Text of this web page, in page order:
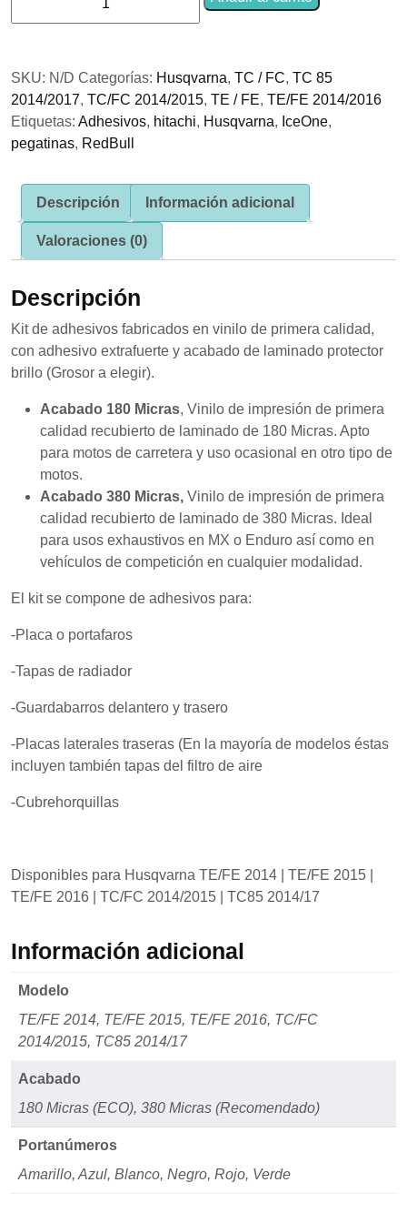
Lima
cantidad
SKU: N/D Categorías: Husqvarna, TC / FC, TC 85
2014/2017, TC/FC 2014/2015, TE / FE, TE/FE 2014/2016
Etiquetas: Adhesivos, hitachi, Husqvarna, IceOne,
pegatinas, RedBull
Descripción Información adicional
Valoraciones (0)
Descripción
Kit de adhesivos fabricados en vinilo de primera calidad,
con adhesivo extrafuerte y acabado de laminado protector
brillo (Grosor a elegir).
Acabado 180 Micras, Vinilo de impresión de primera
calidad recubierto de laminado de 180 Micras. Apto
para motos de carretera y uso ocasional en otro tipo de
motos.
Acabado 380 Micras, Vinilo de impresión de primera
calidad recubierto de laminado de 380 Micras. Ideal
para usos exhaustivos en MX o Enduro así como en
vehículos de competición en cualquier modalidad.
El kit se compone de adhesivos para:
-Placa o portafaros
-Tapas de radiador
-Guardabarros delantero y trasero
-Placas laterales traseras (En la mayoría de modelos éstas
incluyen también tapas del filtro de aire
-Cubrehorquillas
Disponibles para Husqvarna TE/FE 2014 | TE/FE 2015 |
TE/FE 2016 | TC/FC 2014/2015 | TC85 2014/17
Información adicional
Modelo
TE/FE 2014, TE/FE 2015, TE/FE 2016, TC/FC
2014/2015, TC85 2014/17
Acabado
180 Micras (ECO), 380 Micras (Recomendado)
Portanúmeros
Amarillo, Azul, Blanco, Negro, Rojo, Verde
web.
Experiencia
Para que
nuestra web
funcione lo
mejor posible
visita. Si
rechaza estas
cookies,
algunas
Marketing
intereses y
mientras visitas
nuestro sitio,
posibilidad de
ver contenido y
ofertas